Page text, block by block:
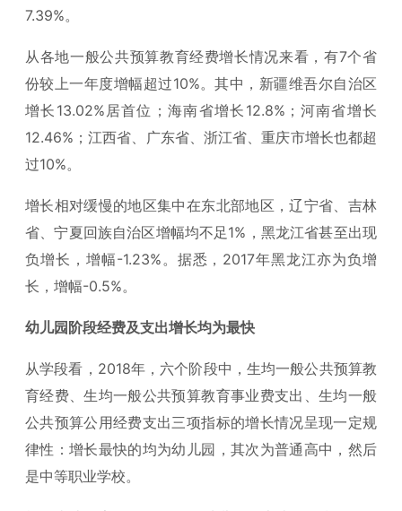
7.39%。
从各地一般公共预算教育经费增长情况来看，有7个省
份较上一年度增幅超过10%。其中，新疆维吾尔自治区
增长13.02%居首位；海南省增长12.8%；河南省增长
12.46%；江西省、广东省、浙江省、重庆市增长也都超
过10%。
增长相对缓慢的地区集中在东北部地区，辽宁省、吉林
省、宁夏回族自治区增幅均不足1%，黑龙江省甚至出现
负增长，增幅-1.23%。据悉，2017年黑龙江亦为负增
长，增幅-0.5%。
幼儿园阶段经费及支出增长均为最快
从学段看，2018年，六个阶段中，生均一般公共预算教
育经费、生均一般公共预算教育事业费支出、生均一般
公共预算公用经费支出三项指标的增长情况呈现一定规
律性：增长最快的均为幼儿园，其次为普通高中，然后
是中等职业学校。